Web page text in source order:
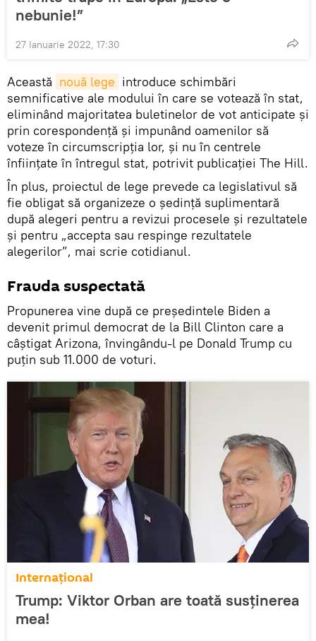
nebunie!”
27 Ianuarie 2022, 17:30
Această nouă lege introduce schimbări
semnificative ale modului în care se votează în stat,
eliminând majoritatea buletinelor de vot anticipate și
prin corespondenţă și impunând oamenilor să
voteze în circumscripția lor, şi nu în centrele
înființate în întregul stat, potrivit publicaţiei The Hill.
În plus, proiectul de lege prevede ca legislativul să
fie obligat să organizeze o ședință suplimentară
după alegeri pentru a revizui procesele și rezultatele
și pentru „accepta sau respinge rezultatele
alegerilor”, mai scrie cotidianul.
Frauda suspectată
Propunerea vine după ce președintele Biden a
devenit primul democrat de la Bill Clinton care a
câștigat Arizona, învingându-l pe Donald Trump cu
puțin sub 11.000 de voturi.
Internaţional
Trump: Viktor Orban are toată susținerea
mea!